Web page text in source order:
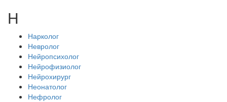
Н
Нарколог
Невролог
Нейропсихолог
Нейрофизиолог
Нейрохирург
Неонатолог
Нефролог